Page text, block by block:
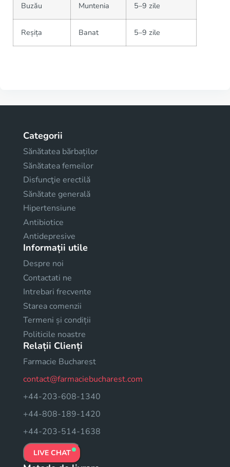
Buzău Muntenia 5–9 zile
Reșița Banat 5–9 zile
Categorii
Sănătatea bărbaților
Sănătatea femeilor
Disfuncţie erectilă
Sănătate generală
Hipertensiune
Antibiotice
Antidepresive
Informații utile
Despre noi
Contactati ne
Intrebari frecvente
Starea comenzii
Termeni și condiții
Politicile noastre
Relații Clienți
Farmacie Bucharest
contact@farmaciebucharest.com
+44-203-608-1340
+44-808-189-1420
+44-203-514-1638
LIVE CHAT